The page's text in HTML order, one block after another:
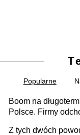
Popularne
Boom na
Polsce. Firmy
Z tych dwóch